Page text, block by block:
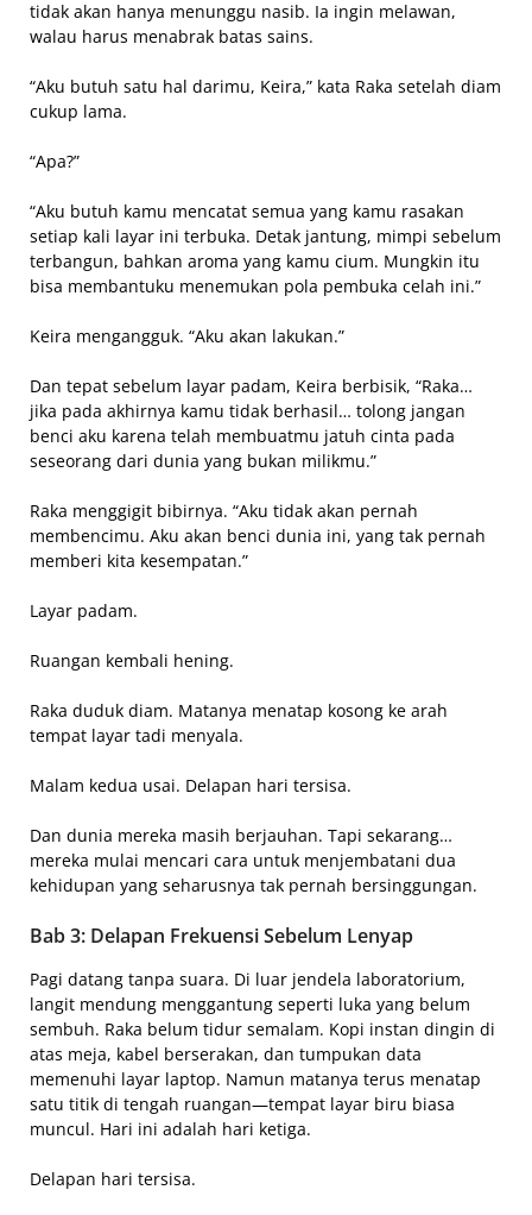
tidak akan hanya menunggu nasib. Ia ingin melawan,
walau harus menabrak batas sains.
“Aku butuh satu hal darimu, Keira,” kata Raka setelah diam
cukup lama.
“Apa?”
“Aku butuh kamu mencatat semua yang kamu rasakan
setiap kali layar ini terbuka. Detak jantung, mimpi sebelum
terbangun, bahkan aroma yang kamu cium. Mungkin itu
bisa membantuku menemukan pola pembuka celah ini.”
Keira mengangguk. “Aku akan lakukan.”
Dan tepat sebelum layar padam, Keira berbisik, “Raka…
jika pada akhirnya kamu tidak berhasil… tolong jangan
benci aku karena telah membuatmu jatuh cinta pada
seseorang dari dunia yang bukan milikmu.”
Raka menggigit bibirnya. “Aku tidak akan pernah
membencimu. Aku akan benci dunia ini, yang tak pernah
memberi kita kesempatan.”
Layar padam.
Ruangan kembali hening.
Raka duduk diam. Matanya menatap kosong ke arah
tempat layar tadi menyala.
Malam kedua usai. Delapan hari tersisa.
Dan dunia mereka masih berjauhan. Tapi sekarang…
mereka mulai mencari cara untuk menjembatani dua
kehidupan yang seharusnya tak pernah bersinggungan.
Bab 3: Delapan Frekuensi Sebelum Lenyap
Pagi datang tanpa suara. Di luar jendela laboratorium,
langit mendung menggantung seperti luka yang belum
sembuh. Raka belum tidur semalam. Kopi instan dingin di
atas meja, kabel berserakan, dan tumpukan data
memenuhi layar laptop. Namun matanya terus menatap
satu titik di tengah ruangan—tempat layar biru biasa
muncul. Hari ini adalah hari ketiga.
Delapan hari tersisa.